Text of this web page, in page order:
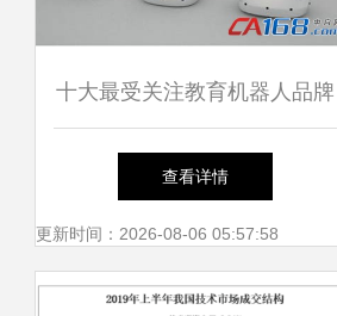
十大最受关注教育机器人品牌
寓教于乐，科学促学——面向
企业管理的高效启示
查看详情
更新时间：2026-08-06 05:57:58